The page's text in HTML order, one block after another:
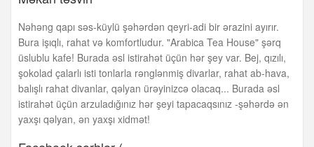
Nəhəng qapı səs-küylü şəhərdən qeyri-adi bir ərazini ayırır.
Bura işıqlı, rahat və komfortludur. "Arabica Tea House" şərq
üslublu kafe! Burada əsl istirahət üçün hər şey var. Bej, qızılı,
şokolad çalarlı isti tonlarla rənglənmiş divarlar, rahat ab-hava,
balışlı rahat divanlar, qəlyan ürəyinizcə olacaq... Burada əsl
istirahət üçün arzuladığınız hər şeyi tapacaqsınız -şəhərdə ən
yaxşı qəlyan, ən yaxşı xidmət!